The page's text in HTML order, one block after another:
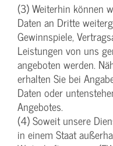
(3) Weiterhin können
Daten an Dritte
Gewinnspiele,
Leistungen von uns
angeboten werden.
erhalten Sie bei
Daten oder
Angebotes.
(4) Soweit unsere
in einem Staat